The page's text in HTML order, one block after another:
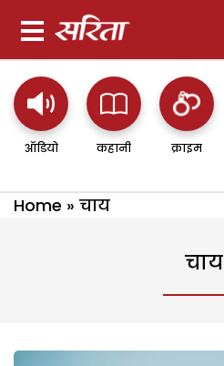
ऑडियो कहानी क्राइम
Home » चाय
चाय